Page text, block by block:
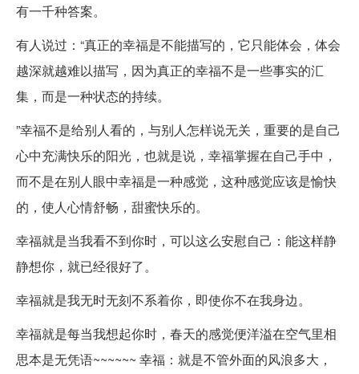
有一千种答案。
有人说过：“真正的幸福是不能描写的，它只能体会，体会
越深就越难以描写，因为真正的幸福不是一些事实的汇
集，而是一种状态的持续。
”幸福不是给别人看的，与别人怎样说无关，重要的是自己
心中充满快乐的阳光，也就是说，幸福掌握在自己手中，
而不是在别人眼中幸福是一种感觉，这种感觉应该是愉快
的，使人心情舒畅，甜蜜快乐的。
幸福就是当我看不到你时，可以这么安慰自己：能这样静
静想你，就已经很好了。
幸福就是我无时无刻不系着你，即使你不在我身边。
幸福就是每当我想起你时，春天的感觉便洋溢在空气里相
思本是无凭语~~~~~~ 幸福：就是不管外面的风浪多大，